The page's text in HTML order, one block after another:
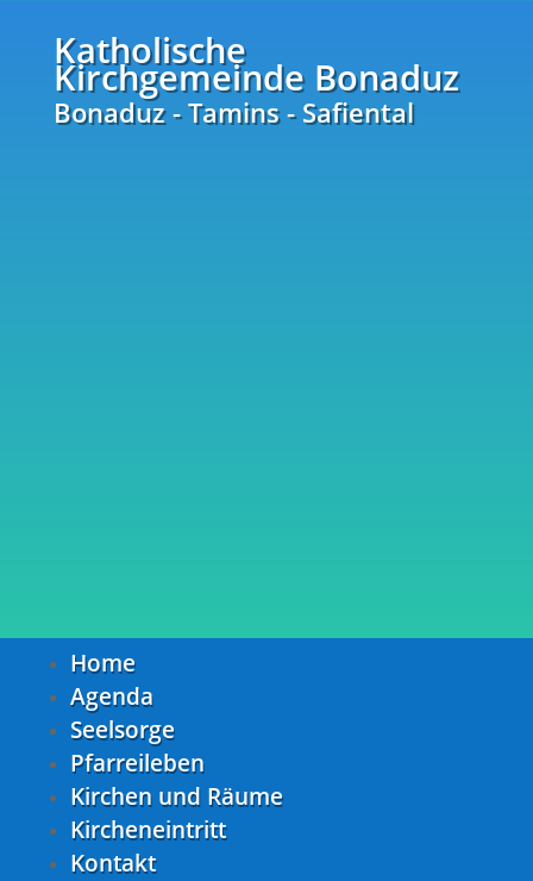
Katholische
Kirchgemeinde Bonaduz
Bonaduz - Tamins - Safiental
Home
Agenda
Seelsorge
Pfarreileben
Kirchen und Räume
Kircheneintritt
Kontakt